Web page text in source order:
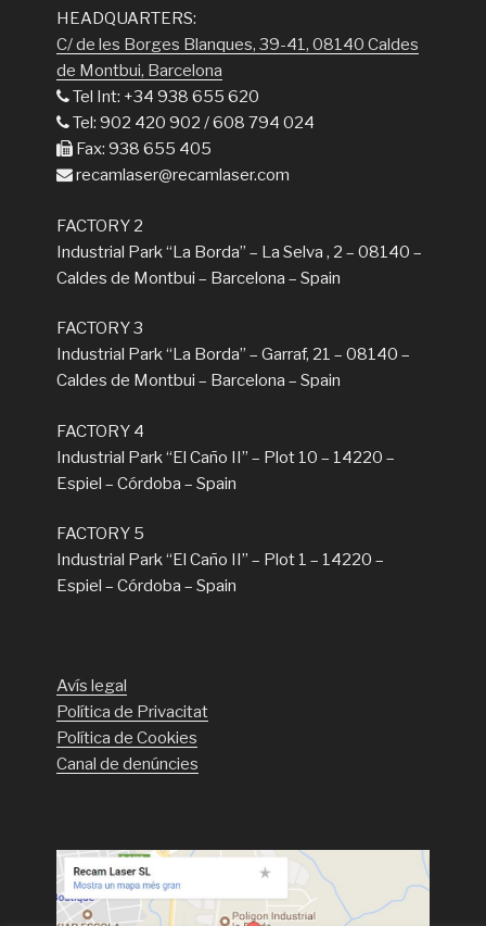
HEADQUARTERS:
C/ de les Borges Blanques, 39-41, 08140 Caldes
de Montbui, Barcelona
Tel Int: +34 938 655 620
Tel: 902 420 902 / 608 794 024
Fax: 938 655 405
recamlaser@recamlaser.com
FACTORY 2
Industrial Park “La Borda” – La Selva , 2 – 08140 –
Caldes de Montbui – Barcelona – Spain
FACTORY 3
Industrial Park “La Borda” – Garraf, 21 – 08140 –
Caldes de Montbui – Barcelona – Spain
FACTORY 4
Industrial Park “El Caño II” – Plot 10 – 14220 –
Espiel – Córdoba – Spain
FACTORY 5
Industrial Park “El Caño II” – Plot 1 – 14220 –
Espiel – Córdoba – Spain
Avís legal
Política de Privacitat
Política de Cookies
Canal de denúncies